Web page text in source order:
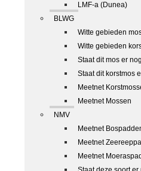
LMF-a (Dunea)
BLWG
Witte gebieden
Witte gebieden
Staat dit mos er
Staat dit korstmos
Meetnet
Meetnet Mossen
NMV
Meetnet
Meetnet
Meetnet